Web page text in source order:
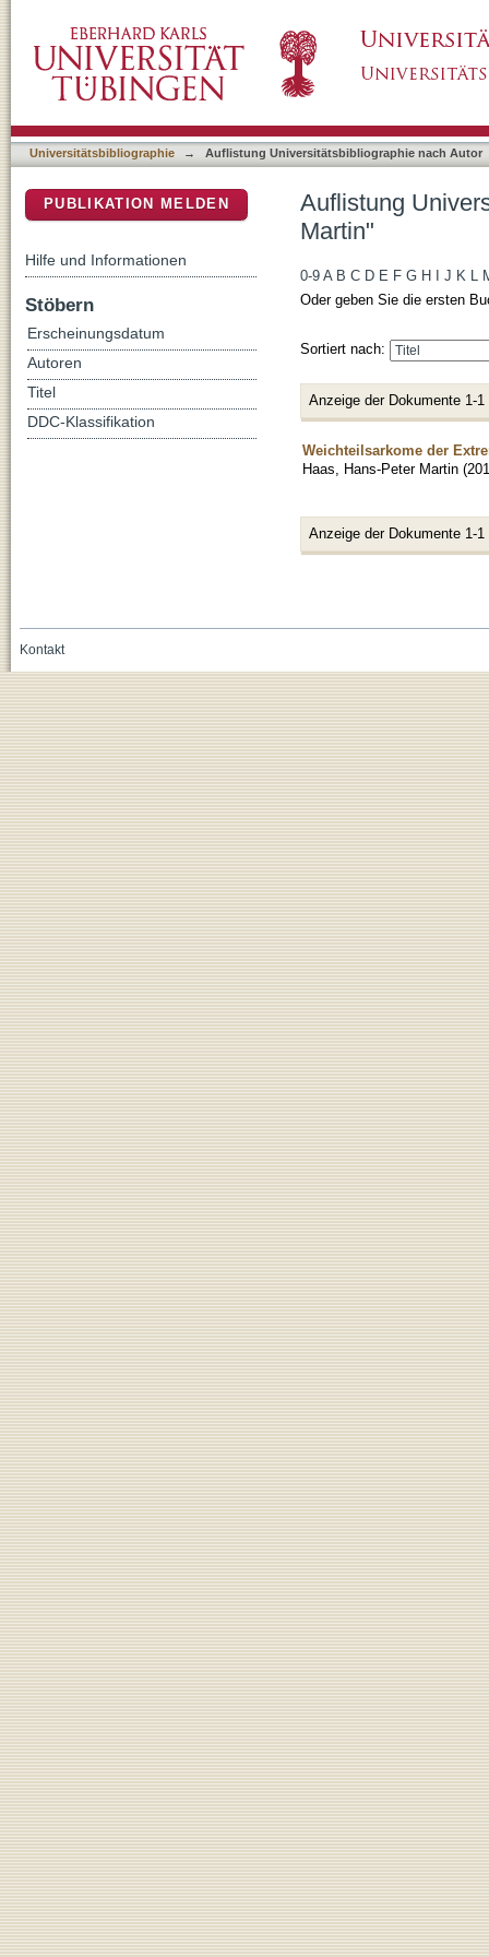
Universitätsbibliographie → Auflistung Universitätsbibliographie nach Autor
Auflistung
Martin"
0-9 A B C D E F G H J K L
Oder geben Sie die ersten
Sortiert nach:
Anzeige der Dokumente 1-1
Weichteilsarkome der
Haas, Hans-Peter Martin (
Anzeige der Dokumente 1-1
PUBLIKATION MELDEN
Hilfe und Informationen
Stöbern
Erscheinungsdatum
Autoren
Titel
DDC-Klassifikation
Kontakt